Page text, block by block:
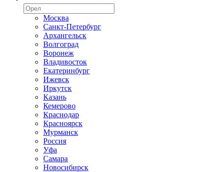
Москва
Санкт-Петербург
Архангельск
Волгоград
Воронеж
Владивосток
Екатеринбург
Ижевск
Иркутск
Казань
Кемерово
Краснодар
Красноярск
Мурманск
Россия
Уфа
Самара
Новосибирск